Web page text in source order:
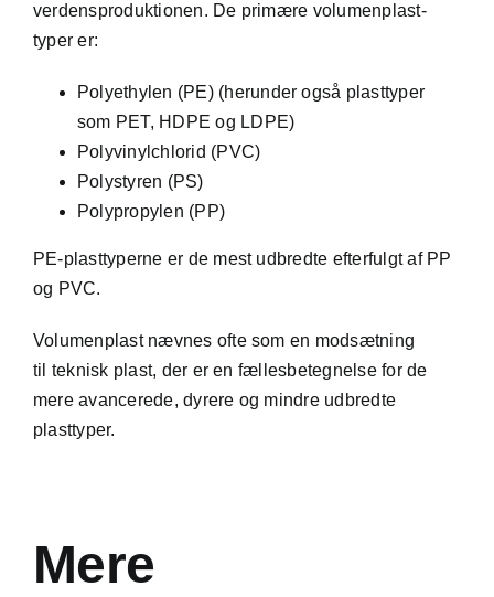
verdensproduktionen. De primære volumenplast-
typer er:
Polyethylen (PE)(herunder også plasttyper
som PET, HDPE og LDPE)
Polyvinylchlorid (PVC)
Polystyren (PS)
Polypropylen (PP)
PE-plasttyperne er de mest udbredte efterfulgt af PP
og PVC.
Volumenplast nævnes ofte som en modsætning
til teknisk plast, der er en fællesbetegnelse for de
mere avancerede, dyrere og mindre udbredte
plasttyper.
Mere